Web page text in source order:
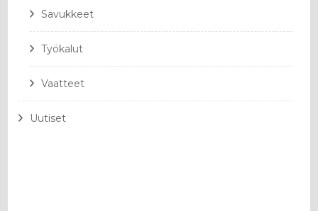
Savukkeet
Työkalut
Vaatteet
Uutiset